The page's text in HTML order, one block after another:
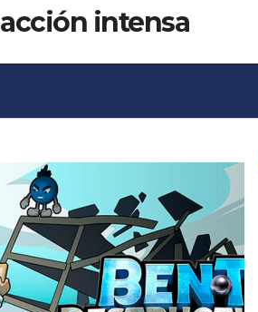
acción intensa